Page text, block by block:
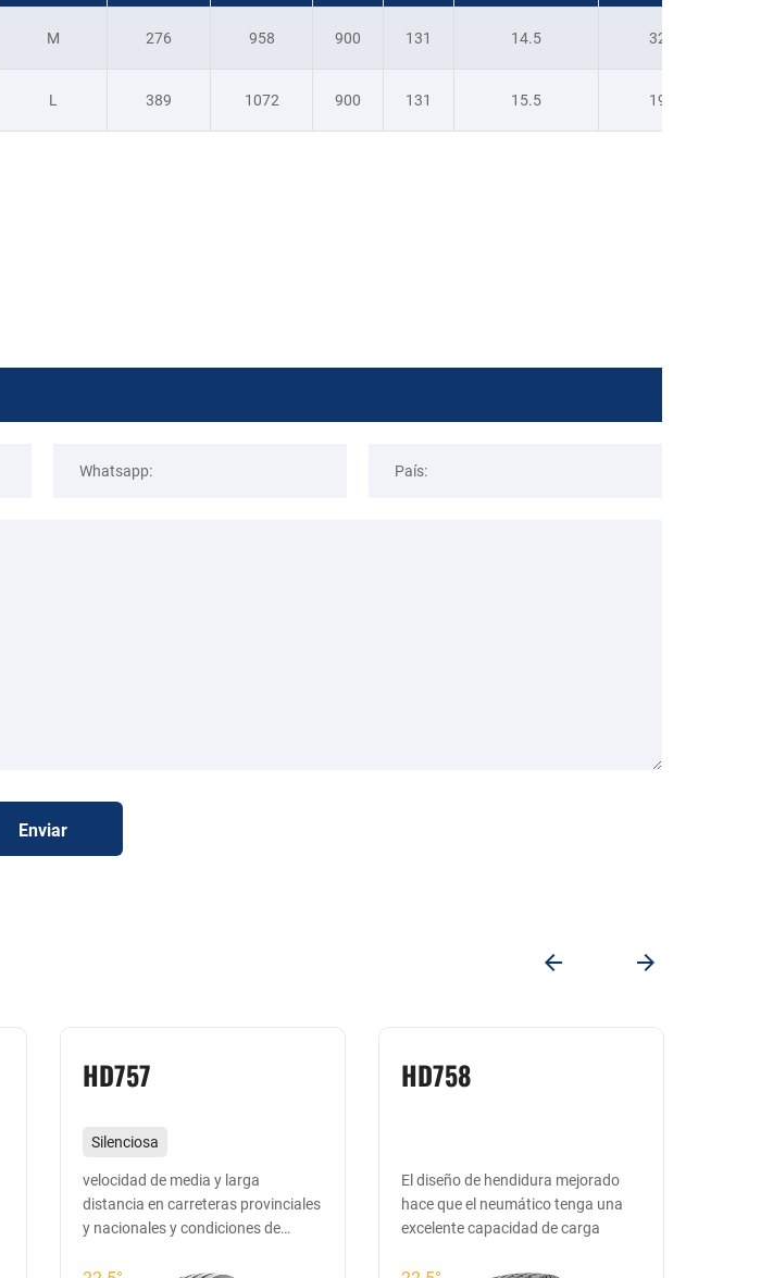
M 276 958 900 131 14.5 320
L 389 1072 900 131 15.5 196
Enviar
HD757
Silenciosa
rentable y de bajo consumo de
combustible
Adecuado para todas las
velocidad de media y larga
distancia en carreteras provinciales
y nacionales y condiciones de
HD758
El diseño de hendidura mejorado
hace que el neumático tenga una
excelente capacidad de carga